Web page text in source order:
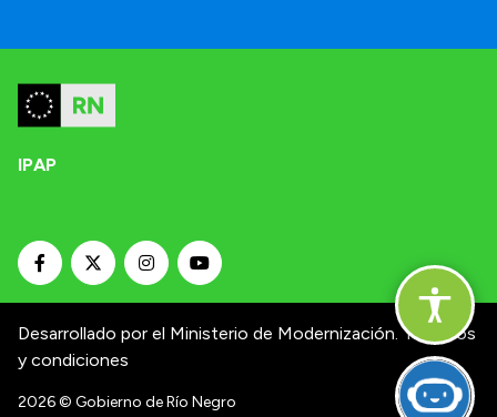
IPAP
Desarrollado por el Ministerio de Modernización. Términos
y condiciones
2026© Gobierno de Río Negro